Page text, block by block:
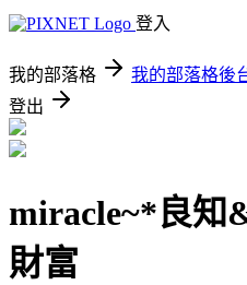
登入
我的部落格 我的部落格後
登出
miracle~*良知
財富